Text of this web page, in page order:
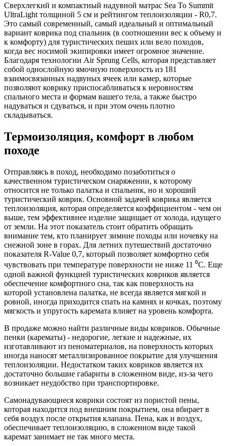
Сверхлегкий и компактный надувной матрас Sea To Summit
UltraLight толщиной 5 см и рейтингом теплоизоляции - R0,7.
Это самый современный, самый идеальный и оптимальный
вариант коврика под спальник (в соотношении вес к объему и
к комфорту) для туристических пеших или вело походов,
когда вес носимой экипировки имеет огромное значение.
Благодаря технологии Air Sprung Cells, которая представляет
собой однослойную ямочную поверхность из 181
взаимосвязанных надвуных ячеек или камер, которые
позволяют коврику приспосабливаться к неровностям
спального места и формам вашего тела, а также быстро
надуваться и сдуваться, и при этом очень плотно
складываться.
Термоизоляция, комфорт в любом
походе
Отправляясь в поход, необходимо позаботиться о
качественном туристическом снаряжении, к которому
относится не только палатка и спальник, но и хороший
туристический коврик. Основной задачей коврика является
теплоизоляция, которая определяется коэффициентом - чем он
выше, тем эффективнее изделие защищает от холода, идущего
от земли. На этот показатель стоит обратить обращать
внимание тем, кто планирует зимние походы или ночевку на
снежной зоне в горах. Для летних путешествий достаточно
показателя R-Value 0,7, который позволяет комфортно себя
чувствовать при температуре поверхности не ниже 11 ⁰С. Еще
одной важной функцией туристических ковриков является
обеспечение комфортного сна, так как поверхность на
которой установлена палатка, не всегда является мягкой и
ровной, иногда приходится спать на камнях и кочках, поэтому
мягкость и упругость каремата влияет на уровень комфорта.
В продаже можно найти различные виды ковриков. Обычные
пенки (карематы) - недорогие, легкие и надежные, их
изготавливают из пеноматериалов, на поверхность которых
иногда наносят металлизированное покрытие для улучшения
теплоизоляции. Недостатком таких ковриков является их
достаточно большие габариты в сложенном виде, из-за чего
возникает неудобство при транспортировке.
Самонадувающиеся коврики состоят из пористой пены,
которая находится под внешним покрытием, она вбирает в
себя воздух после открытия клапана. Пена, как и воздух,
обеспечивает теплоизоляцию, в сложенном виде такой
каремат занимает не так много места.